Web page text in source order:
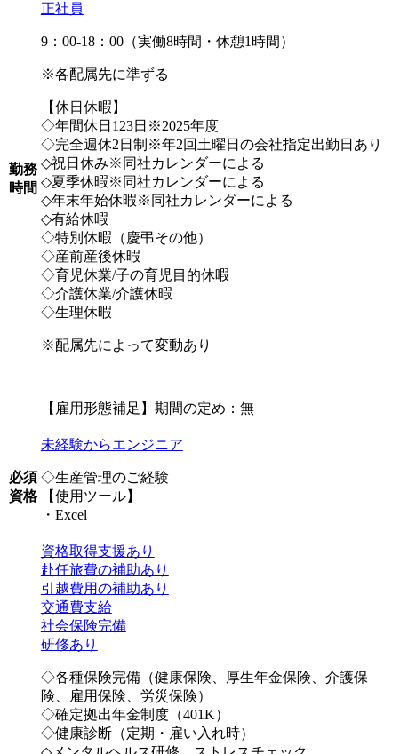
勤務
時間
正社員
9：00-18：00（実働8時間・休憩1時間）
※各配属先に準ずる
【休日休暇】
◇年間休日123日※2025年度
◇完全週休2日制※年2回土曜日の会社指定出勤日あり
◇祝日休み※同社カレンダーによる
◇夏季休暇※同社カレンダーによる
◇年末年始休暇※同社カレンダーによる
◇有給休暇
◇特別休暇（慶弔その他）
◇産前産後休暇
◇育児休業/子の育児目的休暇
◇介護休業/介護休暇
◇生理休暇
※配属先によって変動あり
【雇用形態補足】期間の定め：無
必須
資格
未経験からエンジニア
◇生産管理のご経験
【使用ツール】
・Excel
資格取得支援あり
赴任旅費の補助あり
引越費用の補助あり
交通費支給
社会保険完備
研修あり
◇各種保険完備（健康保険、厚生年金保険、介護保
険、雇用保険、労災保険）
◇確定拠出年金制度（401K）
◇健康診断（定期・雇い入れ時）